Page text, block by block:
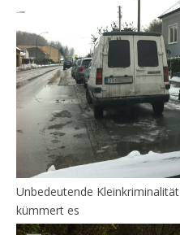
Unbedeutende
kümmert es